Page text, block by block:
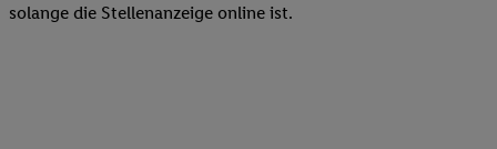
solange die Stellenanzeige online ist.